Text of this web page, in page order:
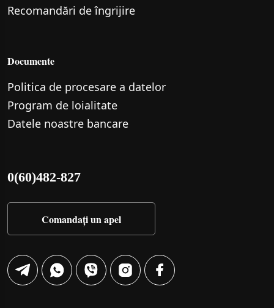
Recomandări de îngrijire
Documente
Politica de procesare a datelor
Program de loialitate
Datele noastre bancare
0(60)482-827
Comandați un apel